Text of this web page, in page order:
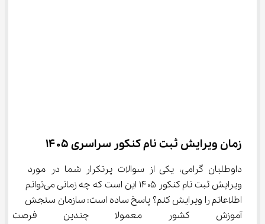
زمان ویرایش ثبت نام کنکور سراسری ۱۴۰۵
داوطلبان گرامی، یکی از سوالات پرتکرار شما در مورد
ویرایش ثبت نام کنکور ۱۴۰۵ این است که چه زمانی می‌توانم
اطلاعاتم را ویرایش کنم؟ پاسخ ساده است: سازمان سنجش
آموزش کشور معمولا چندین